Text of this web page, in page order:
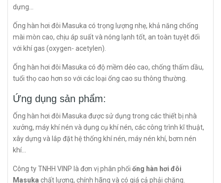
dựng...
Ống hàn hơi đôi Masuka có trọng lượng nhẹ, khả năng chống
mài mòn cao, chịu áp suất và nóng lạnh tốt, an toàn tuyệt đối
với khí gas (oxygen- acetylen).
Ống hàn hơi đôi Masuka có độ mềm dẻo cao, chống thấm dầu,
tuổi thọ cao hơn so với các loại ống cao su thông thường.
Ứng dụng sản phẩm:
Ống hàn hơi đôi Masuka được sử dụng trong các thiết bị nhà
xưởng, máy khí nén và dụng cụ khí nén, các công trình kĩ thuật,
xây dựng và lắp đặt hệ thống khí nén, máy nén khí, bơm nén
khí...
Công ty TNHH VINP là đơn vị phân phối ống hàn hơi đôi
Masuka chất lượng, chính hãng và có giá cả phải chăng.